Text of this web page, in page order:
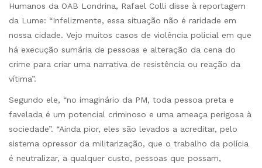
Humanos da OAB Londrina, Rafael Colli disse à reportagem
da Lume: “Infelizmente, essa situação não é raridade em
nossa cidade. Vejo muitos casos de violência policial em que
há execução sumária de pessoas e alteração da cena do
crime para criar uma narrativa de resistência ou reação da
vítima”.
Segundo ele, “no imaginário da PM, toda pessoa preta e
favelada é um potencial criminoso e uma ameaça perigosa à
sociedade”. “Ainda pior, eles são levados a acreditar, pelo
sistema opressor da militarização, que o trabalho da polícia
é neutralizar, a qualquer custo, pessoas que possam,